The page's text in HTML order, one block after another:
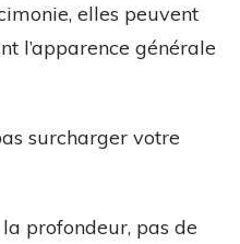
elles peuvent
l’apparence générale
surcharger votre
la profondeur, pas de